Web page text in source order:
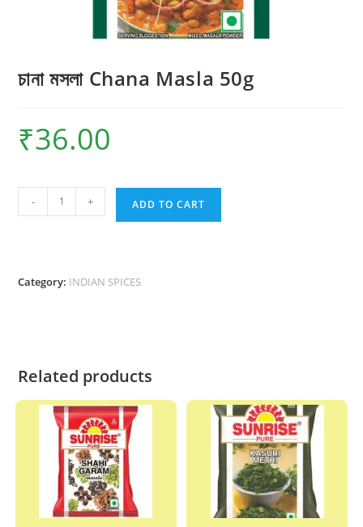
চানা মসলা Chana Masla 50g
₹36.00
মসলা
50g
- + ADD TO CART
Category: INDIAN SPICES
Related products